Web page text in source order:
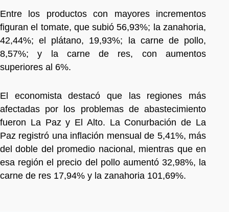
Entre los productos con mayores incrementos
figuran el tomate, que subió 56,93%; la zanahoria,
42,44%; el plátano, 19,93%; la carne de pollo,
8,57%; y la carne de res, con aumentos
superiores al 6%.
El economista destacó que las regiones más
afectadas por los problemas de abastecimiento
fueron La Paz y El Alto. La Conurbación de La
Paz registró una inflación mensual de 5,41%, más
del doble del promedio nacional, mientras que en
esa región el precio del pollo aumentó 32,98%, la
carne de res 17,94% y la zanahoria 101,69%.